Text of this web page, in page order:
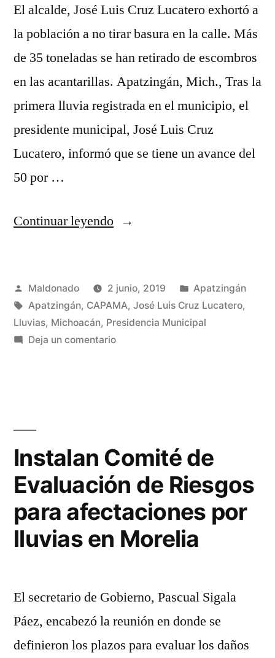
El alcalde, José Luis Cruz Lucatero exhortó a
la población a no tirar basura en la calle. Más
de 35 toneladas se han retirado de escombros
en las acantarillas. Apatzingán, Mich., Tras la
primera lluvia registrada en el municipio, el
presidente municipal, José Luis Cruz
Lucatero, informó que se tiene un avance del
50 por …
Continuar leyendo“Supervisan
alcantarillas
para
evitar
Publicado
por
Maldonado 2 junio, 2019
Publicada
en
Apatzingán
Etiquetas:
Apatzingán, CAPAMA, José Luis Cruz Lucatero,
Lluvias, Michoacán, Presidencia Municipal
Deja un comentarioen
inundaciones
Instalan Comité de
Evaluación de Riesgos
para afectaciones por
lluvias en Morelia
El secretario de Gobierno, Pascual Sigala
Páez, encabezó la reunión en donde se
definieron los plazos para evaluar los daños